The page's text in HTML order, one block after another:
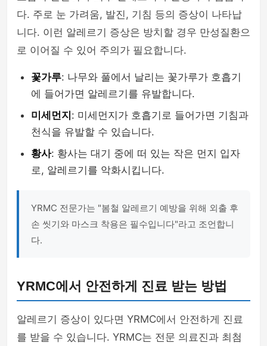
다. 주로 눈 가려움, 발진, 기침 등의 증상이 나타납
니다. 이런 알레르기 증상은 방치할 경우 만성질환으
로 이어질 수 있어 주의가 필요합니다.
꽃가루: 나무와 풀에서 날리는 꽃가루가 호흡기
에 들어가면 알레르기를 유발합니다.
미세먼지 : 미세먼지가 호흡기로 들어가면 기침과
천식을 유발할 수 있습니다.
황사: 황사는 대기 중에 떠 있는 작은 먼지 입자
로, 알레르기를 악화시킵니다.
YRMC 전문가는 "봄철 알레르기 예방을 위해 외출 후
손 씻기와 마스크 착용은 필수입니다"라고 조언합니
다.
YRMC에서 안전하게 진료 받는 방법
알레르기 증상이 있다면 YRMC에서 안전하게 진료
를 받을 수 있습니다. YRMC는 전문 의료진과 최첨